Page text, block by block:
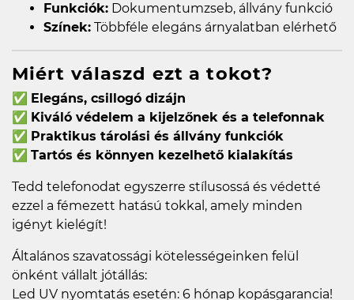
Funkciók: Dokumentumzseb, állvány funkció
Színek: Többféle elegáns árnyalatban elérhető
Miért válaszd ezt a tokot?
✅ Elegáns, csillogó dizájn
✅ Kiváló védelem a kijelzőnek és a telefonnak
✅ Praktikus tárolási és állvány funkciók
✅ Tartós és könnyen kezelhető kialakítás
Tedd telefonodat egyszerre stílusossá és védetté
ezzel a fémezett hatású tokkal, amely minden
igényt kielégít!
Általános szavatossági kötelességeinken felül
önként vállalt jótállás:
Led UV nyomtatás esetén: 6 hónap kopásgarancia!